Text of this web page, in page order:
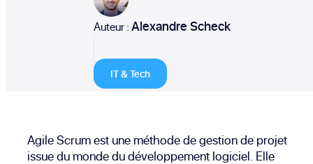
Auteur :Alexandre Scheck
IT & Tech
Agile Scrum est une méthode de gestion de projet
issue du monde du développement logiciel. Elle